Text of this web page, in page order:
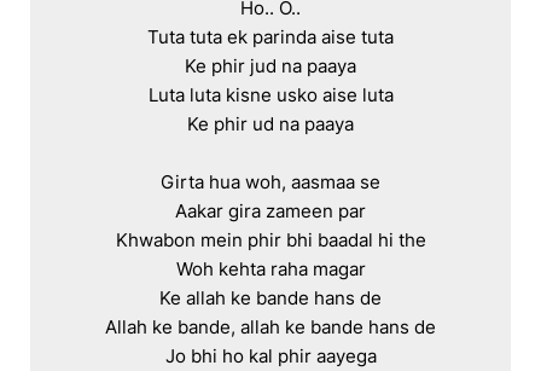
Ho.. O..
Tuta tuta ek parinda aise tuta
Ke phir jud na paaya
Luta luta kisne usko aise luta
Ke phir ud na paaya
Girta hua woh, aasmaa se
Aakar gira zameen par
Khwabon mein phir bhi baadal hi the
Woh kehta raha magar
Ke allah ke bande hans de
Allah ke bande, allah ke bande hans de
Jo bhi ho kal phir aayega